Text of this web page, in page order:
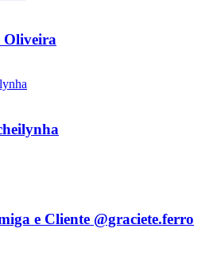
Oliveira
e Cliente @graciete.ferro